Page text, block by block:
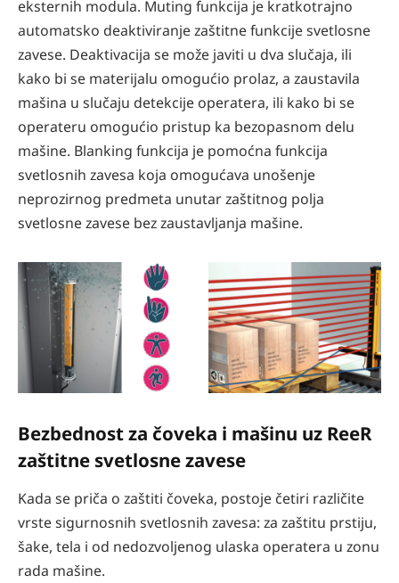
eksternih modula. Muting funkcija je kratkotrajno
automatsko deaktiviranje zaštitne funkcije svetlosne
zavese. Deaktivacija se može javiti u dva slučaja, ili
kako bi se materijalu omogućio prolaz, a zaustavila
mašina u slučaju detekcije operatera, ili kako bi se
operateru omogućio pristup ka bezopasnom delu
mašine. Blanking funkcija je pomoćna funkcija
svetlosnih zavesa koja omogućava unošenje
neprozirnog predmeta unutar zaštitnog polja
svetlosne zavese bez zaustavljanja mašine.
Bezbednost za čoveka i mašinu uz ReeR
zaštitne svetlosne zavese
Kada se priča o zaštiti čoveka, postoje četiri različite
vrste sigurnosnih svetlosnih zavesa: za zaštitu prstiju,
šake, tela i od nedozvoljenog ulaska operatera u zonu
rada mašine.